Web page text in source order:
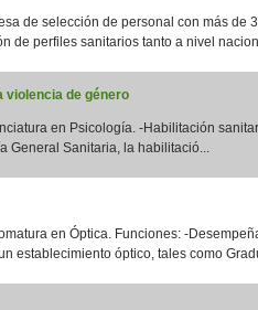
de selección de personal con más de
de perfiles sanitarios tanto a nivel
violencia de género
en Psicología. -Habilitación
General Sanitaria, la habilitació...
en Óptica. Funciones: -
establecimiento óptico, tales como